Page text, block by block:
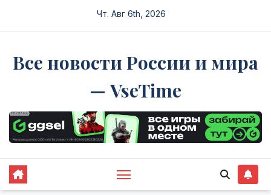
Чт. Авг 6th, 2026
Все новости России и мира
— VseTime